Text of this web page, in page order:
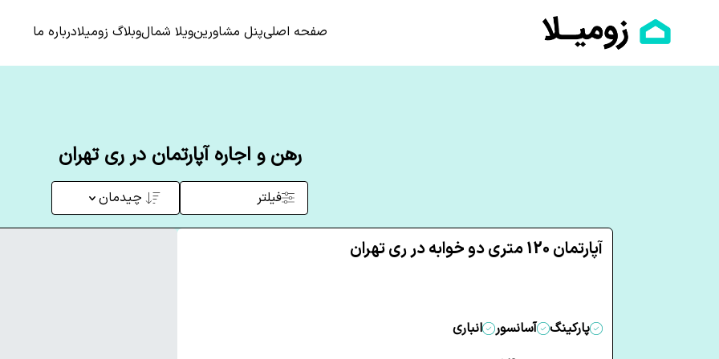
صفحه اصلیپنل مشاورینویلا شمالوبلاگ زومیلادرباره ما
رهن و اجاره آپارتمان در ری تهران
فیلتر چیدمان
آپارتمان 120 متری دو خوابه در ری تهران
پارکینگ آسانسور
انباری